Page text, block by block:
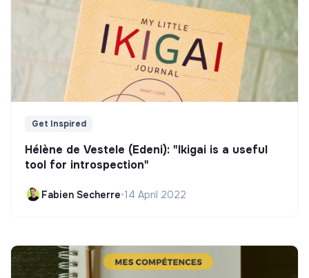
Get Inspired
Hélène de Vestele (Edeni): "Ikigai is a useful
tool for introspection"
Fabien Secherre•14 April 2022